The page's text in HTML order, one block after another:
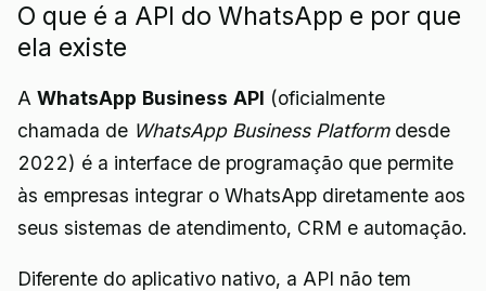
O que é a API do WhatsApp e por que
ela existe
A WhatsApp Business API (oficialmente
chamada de WhatsApp Business Platformdesde
2022) é a interface de programação que permite
às empresas integrar o WhatsApp diretamente aos
seus sistemas de atendimento, CRM e automação.
Diferente do aplicativo nativo, a API não tem